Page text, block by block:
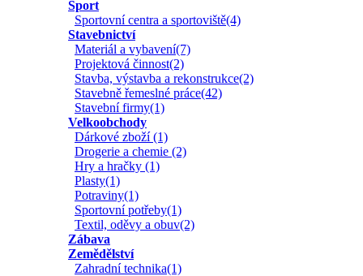
Sport
Sportovní centra a sportoviště(4)
Stavebnictví
Materiál a vybavení(7)
Projektová činnost(2)
Stavba, výstavba a rekonstrukce(2)
Stavebně řemeslné práce(42)
Stavební firmy(1)
Velkoobchody
Dárkové zboží (1)
Drogerie a chemie (2)
Hry a hračky (1)
Plasty(1)
Potraviny(1)
Sportovní potřeby(1)
Textil, oděvy a obuv(2)
Zábava
Zemědělství
Zahradní technika(1)